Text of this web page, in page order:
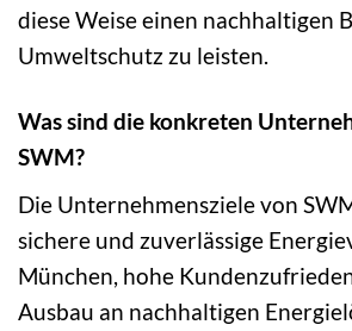
diese Weise einen nachhaltigen
Umweltschutz zu leisten.
Was sind die konkreten
SWM?
Die Unternehmensziele von
sichere und zuverlässige
München, hohe
Ausbau an nachhaltigen